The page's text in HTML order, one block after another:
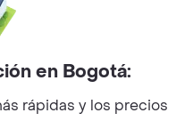
en Bogotá:
rápidas y los precios